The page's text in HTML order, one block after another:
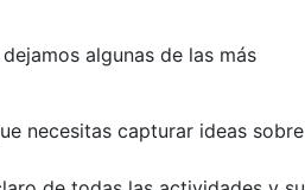
algunas de las más
necesitas capturar ideas sobre